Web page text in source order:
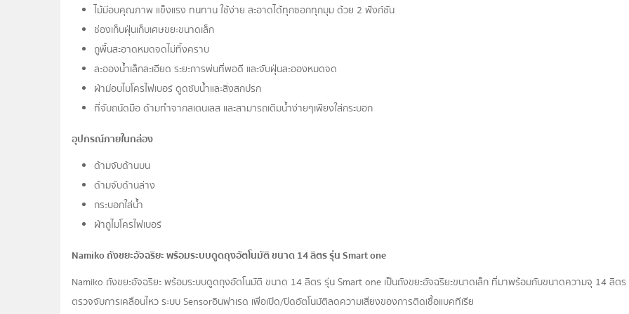
ไม้ม๊อบคุณภาพ แข็งแรง ทนทาน ใช้ง่าย สะอาดได้ทุกซอกทุกมุม ด้วย 2 ฟังก์ชัน
ช่องเก็บฝุ่นเก็บเศษขยะขนาดเล็ก
ถูพื้นสะอาดหมดจดไม่ทิ้งคราบ
ละอองน้ำเล็กละเอียด ระยะการพ่นที่พอดี และจับฝุ่นละอองหมดจด
ผ้าม๊อบไมโครไฟเบอร์ ดูดซับน้ำและสิ่งสกปรก
ที่จับถนัดมือ ด้ามทำจากสเตนเลส และสามารถเติมน้ำง่ายๆเพียงใส่กระบอก
อุปกรณ์ภายในกล่อง
ด้ามจับด้านบน
ด้ามจับด้านล่าง
กระบอกใส่น้ำ
ผ้าถูไมโครไฟเบอร์
Namiko ถังขยะอัจฉริยะ พร้อมระบบดูดถุงอัตโนมัติ ขนาด 14 ลิตร รุ่น Smart one
Namiko ถังขยะอัจฉริยะ พร้อมระบบดูดถุงอัตโนมัติ ขนาด 14 ลิตร รุ่น Smart one เป็นถังขยะอัจฉริยะขนาดเล็ก ที่มาพร้อมกับขนาดความจุ 14 ลิตร
ตรวจจับการเคลื่อนไหว ระบบ Sensorอินฟาเรด เพื่อเปิด/ปิดอัตโนมัติลดความเสี่ยงของการติดเชื้อแบคทีเรีย